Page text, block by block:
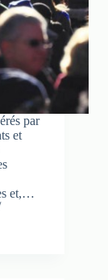
par
et
et,…